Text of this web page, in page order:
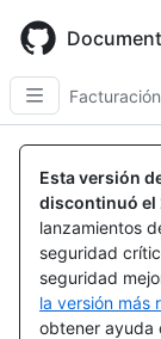
main
content
Esta versión
discontinuó el
lanzamientos
seguridad
seguridad
la versión más
obtener ayuda